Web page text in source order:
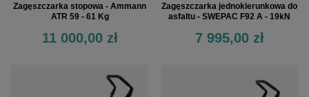
Zagęszczarka stopowa - Ammann
ATR 59 - 61 Kg
11 000,00 zł
Zagęszczarka jednokierunkowa do
asfaltu - SWEPAC F92 A - 19kN
7 995,00 zł